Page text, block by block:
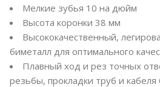
Мелкие зубья 10 на дюйм
Высота коронки 38 мм
Высококачественный,
биметалл для оптимального
Плавный ход и рез точных
резьбы, прокладки труб и кабеля